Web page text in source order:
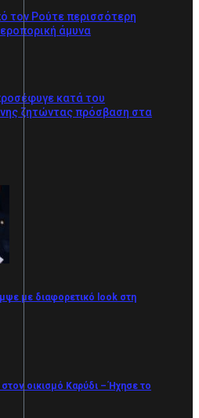
τον Ρούτε περισσότερη
άμυνα
κατά του
ζητώντας πρόσβαση στα
με διαφορετικό look στη
οικισμό Καρύδι – Ήχησε το